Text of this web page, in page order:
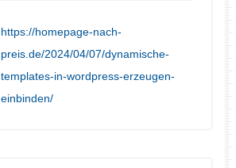
https://homepage-nach-
preis.de/2024/04/07/dynamische-
templates-in-wordpress-erzeugen-
einbinden/